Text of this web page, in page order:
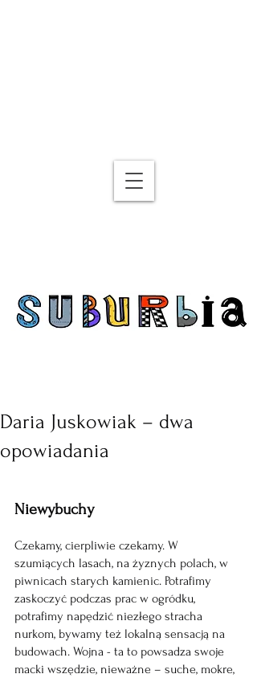
Daria Juskowiak – dwa
opowiadania
Niewybuchy
Czekamy, cierpliwie czekamy. W
szumiących lasach, na żyznych polach, w
piwnicach starych kamienic. Potrafimy
zaskoczyć podczas prac w ogródku,
potrafimy napędzić niezłego stracha
nurkom, bywamy też lokalną sensacją na
budowach. Wojna - ta to powsadza swoje
macki wszędzie, nieważne – suche, mokre,